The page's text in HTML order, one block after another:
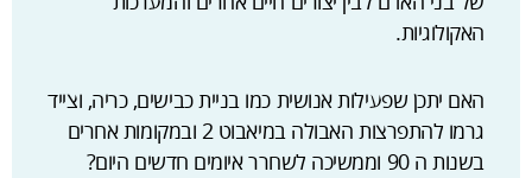
האקולוגיות.
האם יתכן שפעילות אנושית כמו בניית כבישים, כריה, וצייד
גרמו להתפרצות האבולה במיאבוט 2 ובמקומות אחרים
בשנות ה 90 וממשיכה לשחרר איומים חדשים היום?